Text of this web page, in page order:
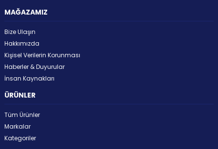
MAĞAZAMIZ
Bize Ulaşın
Hakkımızda
Kişisel Verilerin Korunması
Haberler & Duyurular
İnsan Kaynakları
ÜRÜNLER
Tüm Ürünler
Markalar
Kategoriler